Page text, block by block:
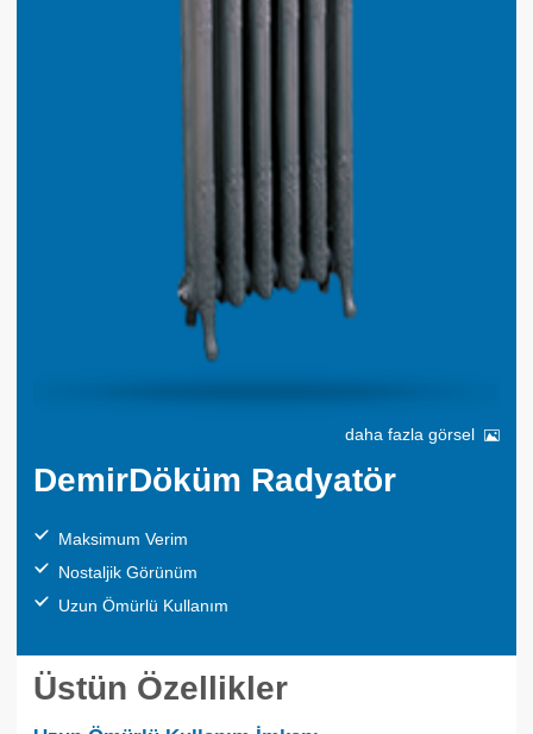
daha fazla görsel
DemirDöküm Radyatör
Maksimum Verim
Nostaljik Görünüm
Uzun Ömürlü Kullanım
Üstün Özellikler